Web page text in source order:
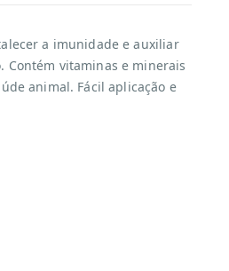
a imunidade e auxiliar
Contém vitaminas e minerais
animal. Fácil aplicação e